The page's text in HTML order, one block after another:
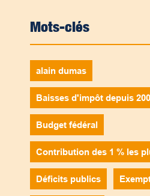
Mots-clés
alain dumas
Baisses d'impôt depuis
Budget fédéral
Contribution des 1 % les
Déficits publics